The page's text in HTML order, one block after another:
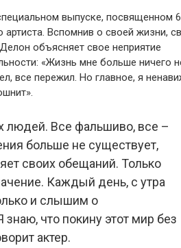
выпуске, посвященном
Вспомнив о своей жизни,
объясняет свое неприятие
«Жизнь мне больше ничего
все пережил. Но главное, я
людей. Все фальшиво, все –
больше не существует,
своих обещаний. Только
Каждый день, с утра
и слышим о
знаю, что покину этот мир без
актер.